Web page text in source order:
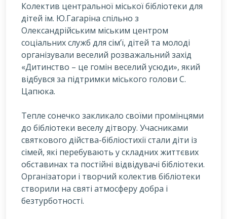
Колектив центральної міської бібліотеки для
дітей ім. Ю.Гагаріна спільно з
Олександрійським міським центром
соціальних служб для сім’ї, дітей та молоді
організували веселий розважальний захід
«Дитинство – це гомін веселий усюди», який
відбувся за підтримки міського голови С.
Цапюка.
Тепле сонечко закликало своїми промінцями
до бібліотеки веселу дітвору. Учасниками
святкового дійства-бібліостихії стали діти із
сімей, які перебувають у складних життєвих
обставинах та постійні відвідувачі бібліотеки.
Організатори і творчий колектив бібліотеки
створили на святі атмосферу добра і
безтурботності.